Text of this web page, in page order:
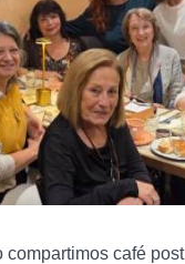
compartimos café post